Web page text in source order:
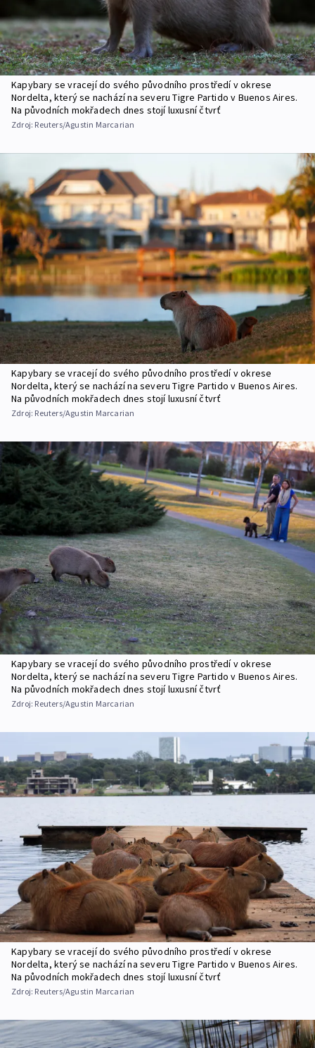
Kapybary se vracejí do svého původního prostředí v okrese
Nordelta, který se nachází na severu Tigre Partido v Buenos Aires.
Na původních mokřadech dnes stojí luxusní čtvrť
Zdroj: Reuters/Agustin Marcarian
Kapybary se vracejí do svého původního prostředí v okrese
Nordelta, který se nachází na severu Tigre Partido v Buenos Aires.
Na původních mokřadech dnes stojí luxusní čtvrť
Zdroj: Reuters/Agustin Marcarian
Kapybary se vracejí do svého původního prostředí v okrese
Nordelta, který se nachází na severu Tigre Partido v Buenos Aires.
Na původních mokřadech dnes stojí luxusní čtvrť
Zdroj: Reuters/Agustin Marcarian
Kapybary se vracejí do svého původního prostředí v okrese
Nordelta, který se nachází na severu Tigre Partido v Buenos Aires.
Na původních mokřadech dnes stojí luxusní čtvrť
Zdroj: Reuters/Agustin Marcarian